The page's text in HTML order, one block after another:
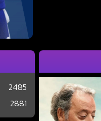
2485
2881